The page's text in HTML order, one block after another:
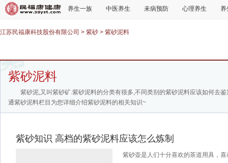
养生一族 中医养生 未病预防 心理养生 养
江苏民福康科技股份有限公司 > 紫砂 > 紫砂泥料
紫砂泥料
紫砂泥,又叫紫砂矿.紫砂泥料的分类有很多,不同类别的紫砂泥料应该如何去
通紫砂泥料栏目为您详细介绍紫砂泥料的相关知识~
紫砂知识 高档的紫砂泥料应该怎么炼制
紫砂壶是人们十分喜欢的茶道用具，